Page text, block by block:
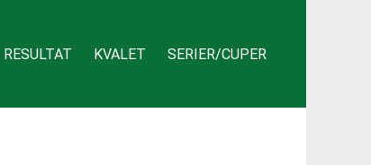
RESULTAT KVALET SERIER/CUPER